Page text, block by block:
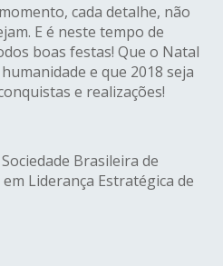
cada detalhe, não
E é neste tempo de
boas festas! Que o Natal
e que 2018 seja
e realizações!
Brasileira de
Liderança Estratégica de